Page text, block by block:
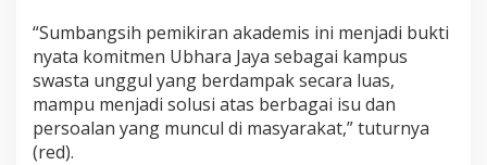
“Sumbangsih pemikiran akademis ini menjadi bukti
nyata komitmen Ubhara Jaya sebagai kampus
swasta unggul yang berdampak secara luas,
mampu menjadi solusi atas berbagai isu dan
persoalan yang muncul di masyarakat,” tuturnya
(red).